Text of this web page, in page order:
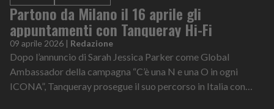
Partono da Milano il 16 aprile gli
appuntamenti con Tanqueray Hi-Fi
09 aprile 2026 | Redazione
Dopo l’annuncio di Sarah Jessica Parker come Global
Ambassador della campagna “C’è una N e una O in ogni
ICONA”, Tanqueray prosegue il suo percorso in Italia con